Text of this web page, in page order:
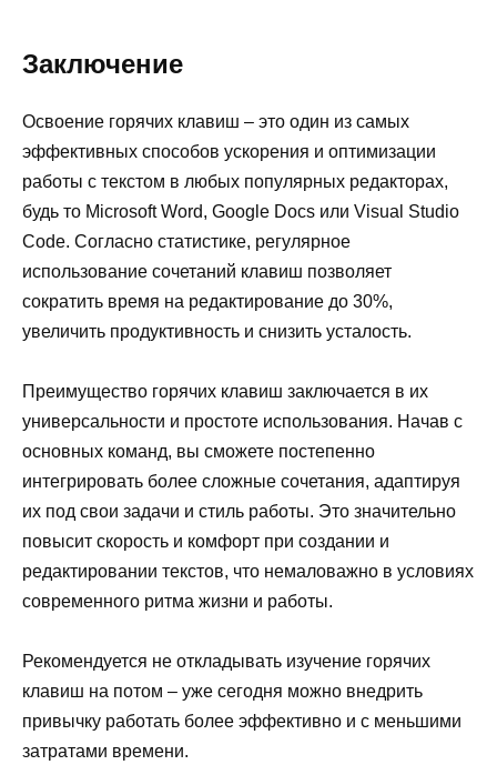
Заключение
Освоение горячих клавиш – это один из самых
эффективных способов ускорения и оптимизации
работы с текстом в любых популярных редакторах,
будь то Microsoft Word, Google Docs или Visual Studio
Code. Согласно статистике, регулярное
использование сочетаний клавиш позволяет
сократить время на редактирование до 30%,
увеличить продуктивность и снизить усталость.
Преимущество горячих клавиш заключается в их
универсальности и простоте использования. Начав с
основных команд, вы сможете постепенно
интегрировать более сложные сочетания, адаптируя
их под свои задачи и стиль работы. Это значительно
повысит скорость и комфорт при создании и
редактировании текстов, что немаловажно в условиях
современного ритма жизни и работы.
Рекомендуется не откладывать изучение горячих
клавиш на потом – уже сегодня можно внедрить
привычку работать более эффективно и с меньшими
затратами времени.